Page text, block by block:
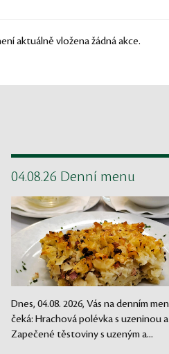
aktuálně vložena žádná akce.
04.08.26 Denní menu
Dnes, 04.08. 2026, Vás na denním
čeká: Hrachová polévka s uzeninou a
Zapečené těstoviny s uzeným a...